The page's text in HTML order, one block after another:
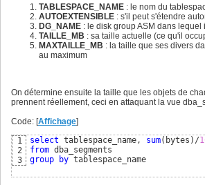
select t.tablespace_name,
        t.autoextensible,
        substr
(t.file_name,1,instr(
sum (t.bytes)/1024/1024
  ,
sum (t.maxbytes)/1024000
from
TABLESPACE_NAME : le nom du
AUTOEXTENSIBLE : s'il peut s'étendre
DG_NAME : le disk group ASM dans lequel
TAILLE_MB : sa taille actuelle (ce qu'il
MAXTAILLE_MB : la taille que ses divers
au maximum
On détermine ensuite la taille que les objets de
prennent réellement, ceci en attaquant la vue
Code: [Affichage]
1
2
3
select tablespace_name, sum( bytes ) /
from
group
by tablespace_name